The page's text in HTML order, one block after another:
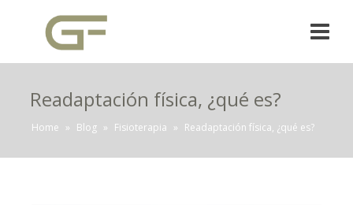
Readaptación física, ¿qué es?
Home » Blog » Fisioterapia » Readaptación física, ¿qué es?